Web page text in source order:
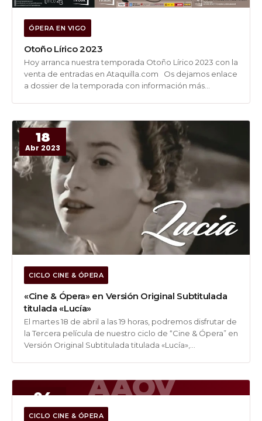
ÓPERA EN VIGO
Otoño Lírico 2023
Hoy arranca nuestra temporada Otoño Lírico 2023 con la
venta de entradas en Ataquilla.com Os dejamos enlace
a dossier de la temporada con información más
Esperamos que os guste!!! #amigosopera
#temporadaópera #amigosoperavigo #otoñolirico2023
#óperavigo #temporadaóperavigo Ver enlace
18
Abr 2023
CICLO CINE & ÓPERA
«Cine & Ópera» en Versión Original Subtitulada
titulada «Lucía»
El martes 18 de abril a las 19 horas, podremos disfrutar de
la Tercera película de nuestro ciclo de “Cine & Ópera” en
Versión Original Subtitulada titulada «Lucía»,
componentes...
04
Abr 2023
AAOV
CICLO CINE & ÓPERA